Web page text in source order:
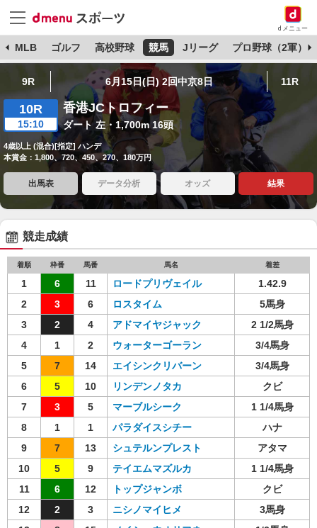
dメニュー
MLB ゴルフ 高校野球 競馬 Jリーグ プロ野球（2軍）
9R 6月15日(日) 2回中京8日 11R
10R
15:10
香港JCトロフィー
ダート 左・1,700m 16頭
4歳以上 (混合)[指定] ハンデ
本賞金：1,800、720、450、270、180万円
出馬表 データ分析 オッズ 結果
競走成績
着順 枠番 馬番 馬名 着差
1 6 11 ロードプリヴェイル
1.42.9
2
3 6 ロスタイム
5馬身
3
2 4 アドマイヤジャック
2 1/2馬身
4
1 2 ウォーターゴーラン
3/4馬身
5
7 14 エイシンクリバーン
3/4馬身
6
5 10 リンデンノタカ
クビ
7
3 5 マーブルシーク
1 1/4馬身
8
1 1 パラダイスシチー
ハナ
9
7 13 シュテルンプレスト
アタマ
10
5 9 テイエムマズルカ
1 1/4馬身
11
6 12 トップジャンボ
クビ
12
2 3 ニシノマイヒメ
3馬身